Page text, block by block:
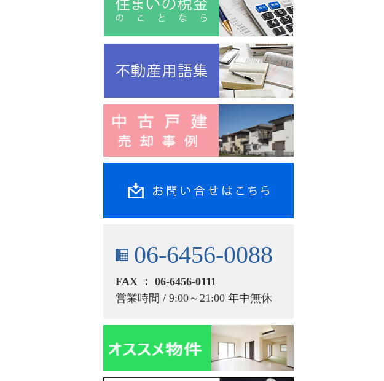
06-6456-0088
FAX ： 06-6456-0111
営業時間 / 9:00～21:00 年中無休